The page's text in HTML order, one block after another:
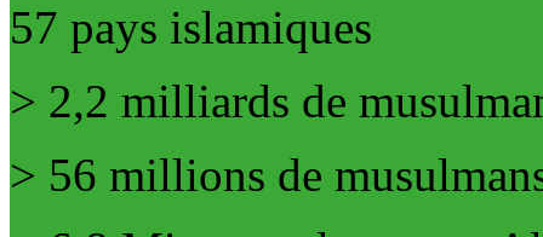
57 pays islamiques
> 2,2 milliards de
> 56 millions de